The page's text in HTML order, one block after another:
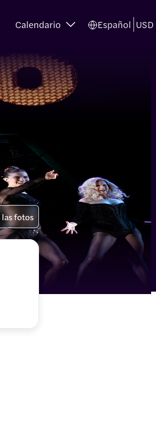
Calendario Español USD
las fotos